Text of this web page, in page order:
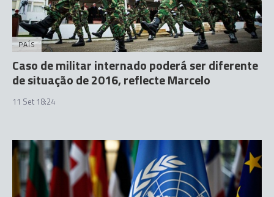
PAÍS
Caso de militar internado poderá ser diferente
de situação de 2016, reflecte Marcelo
11 Set 18:24